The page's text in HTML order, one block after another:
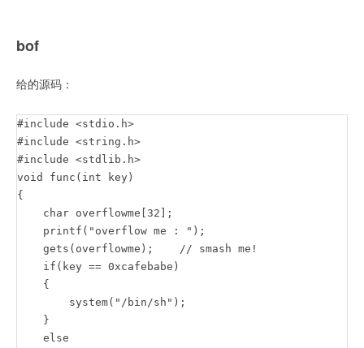
bof
给的源码：
#include <stdio.h>
#include <string.h>
#include <stdlib.h>
void func(int key)
{
    char overflowme[32];
    printf("overflow me : ");
    gets(overflowme);    // smash me!
    if(key == 0xcafebabe)
    {
        system("/bin/sh");
    }
    else